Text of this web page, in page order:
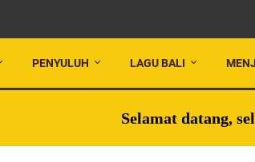
PENYULUH LAGU BALI
Selamat datang,